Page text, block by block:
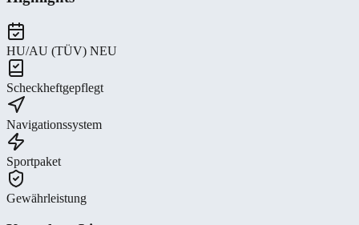
HU/AU (TÜV) NEU
Scheckheftgepflegt
Navigationssystem
Sportpaket
Gewährleistung